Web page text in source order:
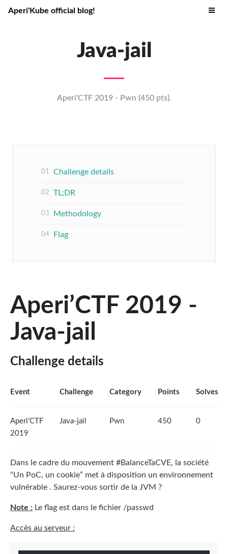
Aperi'Kube official blog!
Java-jail
Aperi'CTF 2019 - Pwn (450 pts).
Challenge details
TL;DR
Methodology
Flag
Aperi’CTF 2019 -
Java-jail
Challenge details
Event Challenge Category Points Solves
Aperi’CTF
2019
Java-jail Pwn 450 0
Dans le cadre du mouvement #BalanceTaCVE, la société
“Un PoC, un cookie” met à disposition un environnement
vulnérable . Saurez-vous sortir de la JVM ?
Note : Le flag est dans le fichier /passwd
Accès au serveur :